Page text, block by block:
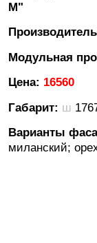
М"
Модульная
Цена: 16560
Габарит: ш
Варианты
миланский;